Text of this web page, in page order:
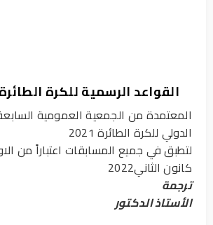
القواعد الرسمیة للكرة الطائرة 2021-2024
المعتمدة من الجمعیة العمومیة السابعة
الدولي للكرة الطائرة 2021
لتطبق في جمیع المسابقات اعتباراً من
كانون الثاني2022
ترجمة
الأستاذ الدكتور